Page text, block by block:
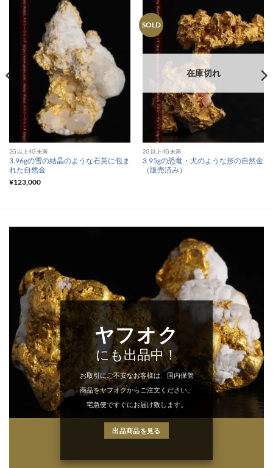
2G以上4G未満
3.96gの雪の結晶のような石英に包ま
れた自然金
¥123,000
SOLD
在庫切れ
2G以上4G未満
3.95gの恐竜・犬のような形の自然金
（販売済み）
ヤフオク
にも出品中！
お取引にご不安なお客様は、国内保管
商品をヤフオクからご注文ください。
宅急便ですぐにお届け致します。
出品商品を見る